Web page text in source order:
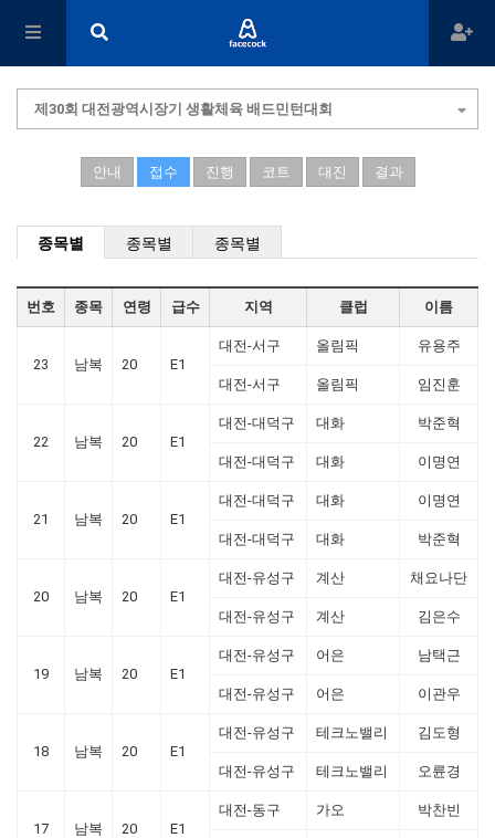
제30회 대전광역시장기 생활체육 배드민턴대회
안내 접수 진행 코트 대진 결과
종목별 종목별 종목별
번호 종목 연령 급수 지역 클럽 이름
23 남복 20 E1
대전-서구 올림픽 유용주
대전-서구 올림픽 임진훈
22 남복 20 E1
대전-대덕구 대화 박준혁
대전-대덕구 대화 이명연
21 남복 20 E1
대전-대덕구 대화 이명연
대전-대덕구 대화 박준혁
20 남복 20 E1
대전-유성구 계산 채요나단
대전-유성구 계산 김은수
19 남복 20 E1
대전-유성구 어은 남택근
대전-유성구 어은 이관우
18 남복 20 E1
대전-유성구 테크노밸리 김도형
대전-유성구 테크노밸리 오륜경
17 남복 20 E1
대전-동구 가오 박찬빈